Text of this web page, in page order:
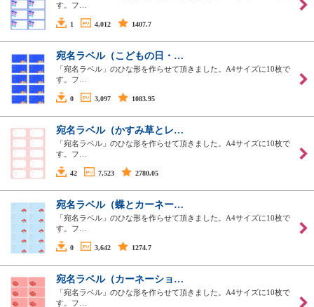
す。フ…
1 4,012 1407.7
宛名ラベル（こどもの日・…
「宛名ラベル」のひな形を作らせて頂きました。A4サイズに10枚で
す。フ…
0 3,097 1083.95
宛名ラベル（かすみ草とレ…
「宛名ラベル」のひな形を作らせて頂きました。A4サイズに10枚で
す。フ…
42 7,523 2780.05
宛名ラベル（蝶とカーネー…
「宛名ラベル」のひな形を作らせて頂きました。A4サイズに10枚で
す。フ…
0 3,642 1274.7
宛名ラベル（カーネーショ…
「宛名ラベル」のひな形を作らせて頂きました。A4サイズに10枚で
す。フ…